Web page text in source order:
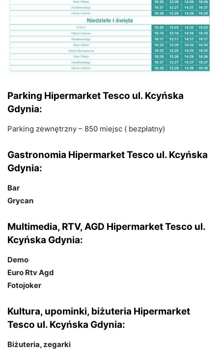
Parking Hipermarket Tesco ul. Kcyńska
Gdynia:
Parking zewnętrzny – 850 miejsc ( bezpłatny)
Gastronomia Hipermarket Tesco ul. Kcyńska
Gdynia:
Bar
Grycan
Multimedia, RTV, AGD Hipermarket Tesco ul.
Kcyńska Gdynia:
Demo
Euro Rtv Agd
Fotojoker
Kultura, upominki, biżuteria Hipermarket
Tesco ul. Kcyńska Gdynia:
Biżuteria, zegarki